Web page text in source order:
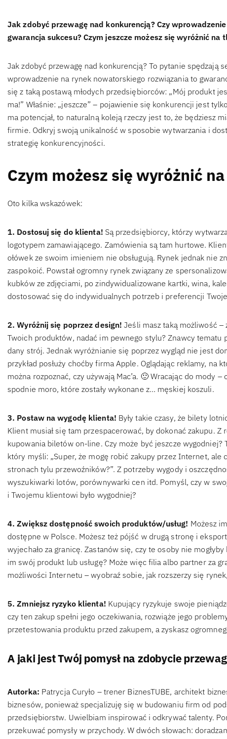
Jak zdobyć przewagę nad konkurencją? Czy
gwarancja sukcesu? Czym jeszcze możesz się wyróżnić na
Jak zdobyć przewagę nad konkurencją? To pytanie spędzają
wprowadzenie na rynek nowatorskiego rozwiązania to
się z taką postawą młodych przedsiębiorców: „Mój produkt
ma!” Właśnie: „jeszcze” – pojawienie się konkurencji jest
ma potencjał, to naturalną koleją rzeczy jest to, że będziesz
firmie. Odkryj swoją unikalność w sposobie wytwarzania i
strategię konkurencyjności.
Czym możesz się wyróżnić
Oto kilka wskazówek:
1. Dostosuj się do klienta! Są przedsiębiorcy, którzy
logotypem zamawiającego. Zamówienia są tam hurtowe.
ołówek ze swoim imieniem nie obsługują. Rynek jednak nie
zaspokoić. Powstał ogromny rynek związany ze
kubków ze zdjęciami, po zindywidualizowane kartki, wina,
dostosować się do indywidualnych potrzeb i preferencji
2. Wyróżnij się poprzez design! Jeśli masz taką możliwość –
Twoich produktów, nadać im pewnego stylu? Znawcy tematu
dany strój. Jednak wyróżnianie się poprzez wygląd nie jest
przykład posłuży choćby firma Apple. Oglądając reklamy,
można rozpoznać, czy używają Mac’a. 🙂 Wracając do mody
spodnie moro, które zostały wykonane z… męskiej koszuli.
3. Postaw na wygodę klienta! Były takie czasy, że bilety
Klient musiał się tam przespacerować, by dokonać zakupu.
kupowania biletów on-line. Czy może być jeszcze
który myśli: „Super, że mogę robić zakupy przez Internet,
stronach tylu przewoźników?”. Z potrzeby wygody i
wyszukiwarki lotów, porównywarki cen itd. Pomyśl, czy w
i Twojemu klientowi było wygodniej?
4. Zwiększ dostępność swoich produktów/usług! Możesz
dostępne w Polsce. Możesz też pójść w drugą stronę i
wyjechało za granicę. Zastanów się, czy te osoby nie
im swój produkt lub usługę? Może więc filia albo partner za
możliwości Internetu – wyobraź sobie, jak rozszerzy się
5. Zmniejsz ryzyko klienta! Kupujący ryzykuje swoje
czy ten zakup spełni jego oczekiwania, rozwiąże jego
przetestowania produktu przed zakupem, a zyskasz
A jaki jest Twój pomysł na zdobycie
Autorka: Patrycja Curyło – trener BiznesTUBE, architekt
biznesów, ponieważ specjalizuję się w budowaniu firm od
przedsiębiorstw. Uwielbiam inspirować i odkrywać talenty.
przekuwać pomysły w przychody. W dwóch słowach: